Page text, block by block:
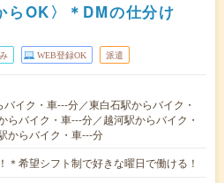
らOK〉＊DMの仕分け
WEB登録OK 派遣
イク・車---分／東白石駅からバイク・
らバイク・車---分／越河駅からバイク・
からバイク・車---分
＊希望シフト制で好きな曜日で働ける！